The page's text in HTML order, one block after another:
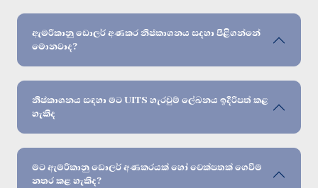
ඇමරිකානු ඩොලර් අණකර නිෂ්කාශනය සදහා පිළිගන්නේ
මොනවාද?
නිෂ්කාශනය සඳහා මට UITS හැරවුම් ලේඛනය ඉදිරිපත් කළ
හැකිද
මට ඇමරිකානු ඩොලර් අණකරයක් හෝ චෙක්පතක් ගෙවීම
නතර කළ හැකිද?